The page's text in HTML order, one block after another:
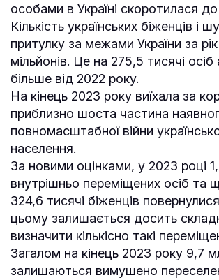
особами в Україні скоротилася
Кількість українських біженців і
притулку за межами України за
мільйонів. Це на 275,5 тисячі
більше від 2022 року.
На кінець 2023 року виїхала за
приблизно шоста частина
повномасштабної війни
населення.
За новими оцінками, у 2023 році
внутрішньо переміщених осіб та
324,6 тисячі біженців
цьому залишається досить
визначити кількісно такі
Загалом на кінець 2023 року 9,7
залишаються вимушено